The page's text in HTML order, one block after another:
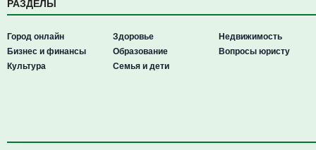
РАЗДЕЛЫ
Город онлайн
Бизнес и финансы
Культура
Здоровье
Образование
Семья и дети
Недвижимость
Вопросы юристу